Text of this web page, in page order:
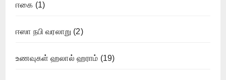
ஈகை (1)
ஈஸா நபி வரலாறு (2)
உணவுகள் ஹலால் ஹராம் (19)